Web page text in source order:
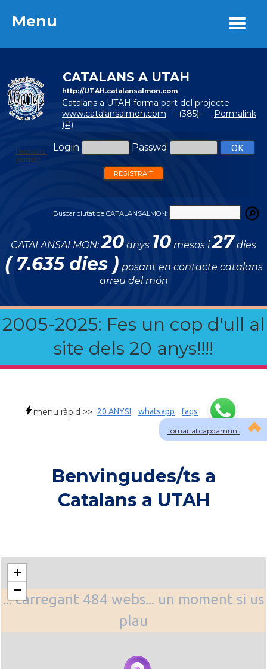
Menu
CATALANS A UTAH
http://UTAH.catalansalmon.com
Catalans a UTAH forma part del projecte
www.catalansalmon.com - (385) - Permalink
(#)
Login Passwd
Password
perdut?
REGISTRA'T
Buscar ciutat de CATALANSALMON:
CATALANSALMON:20 anys 10 mesos i27 dies
( 7.635 dies ) posant en contacte catalans
arreu del món
2005-2025: Fes un cop d'ull al
site dels 20 anys!!!!
Menu
Tornar al capdamunt
menu ràpid >> 20 ANYS! whatsapp faqs
Benvingudes/ts a
Catalans a UTAH
... carregant 484 webs... un moment si us
plau
+
−